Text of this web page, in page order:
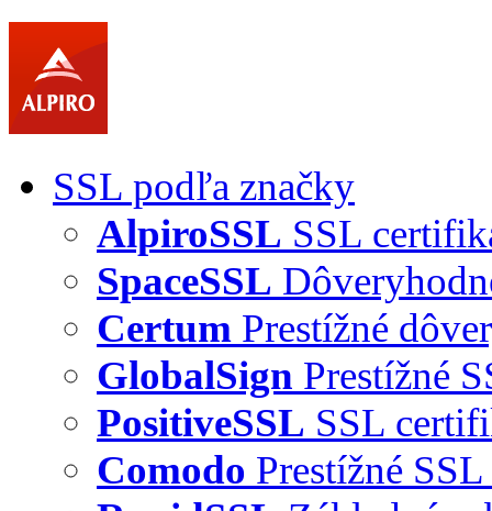
SSL podľa značky
AlpiroSSL SSL
SpaceSSL
Certum Prestížné
GlobalSign Prestížné
PositiveSSL SSL
Comodo Prestížné